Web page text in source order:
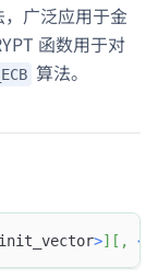
广泛应用于金
函数用于对
算法。
init_vector>] [ , <